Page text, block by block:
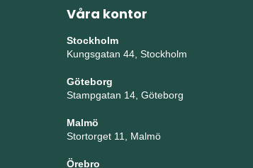
Våra kontor
Stockholm
Kungsgatan 44, Stockholm
Göteborg
Stampgatan 14, Göteborg
Malmö
Stortorget 11, Malmö
Örebro